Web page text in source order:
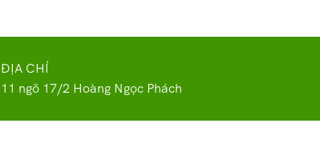
ĐỊA CHỈ
11 ngõ 17/2 Hoàng Ngọc Phách